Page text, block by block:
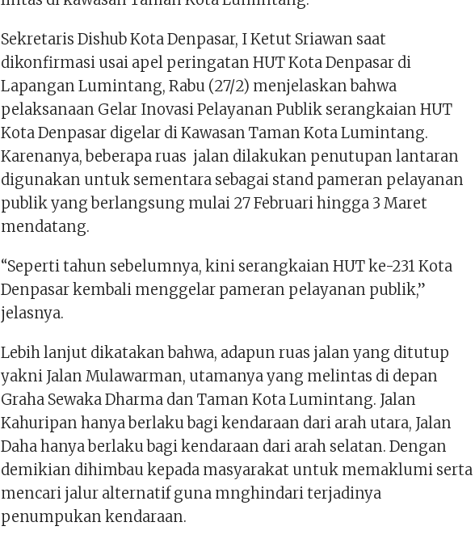
Sekretaris Dishub Kota Denpasar, I Ketut Sriawan saat
dikonfirmasi usai apel peringatan HUT Kota Denpasar di
Lapangan Lumintang, Rabu (27/2) menjelaskan bahwa
pelaksanaan Gelar Inovasi Pelayanan Publik serangkaian HUT
Kota Denpasar digelar di Kawasan Taman Kota Lumintang.
Karenanya, beberapa ruas jalan dilakukan penutupan lantaran
digunakan untuk sementara sebagai stand pameran pelayanan
publik yang berlangsung mulai 27 Februari hingga 3 Maret
mendatang.
“Seperti tahun sebelumnya, kini serangkaian HUT ke-231 Kota
Denpasar kembali menggelar pameran pelayanan publik,”
jelasnya.
Lebih lanjut dikatakan bahwa, adapun ruas jalan yang ditutup
yakni Jalan Mulawarman, utamanya yang melintas di depan
Graha Sewaka Dharma dan Taman Kota Lumintang. Jalan
Kahuripan hanya berlaku bagi kendaraan dari arah utara, Jalan
Daha hanya berlaku bagi kendaraan dari arah selatan. Dengan
demikian dihimbau kepada masyarakat untuk memaklumi serta
mencari jalur alternatif guna mnghindari terjadinya
penumpukan kendaraan.